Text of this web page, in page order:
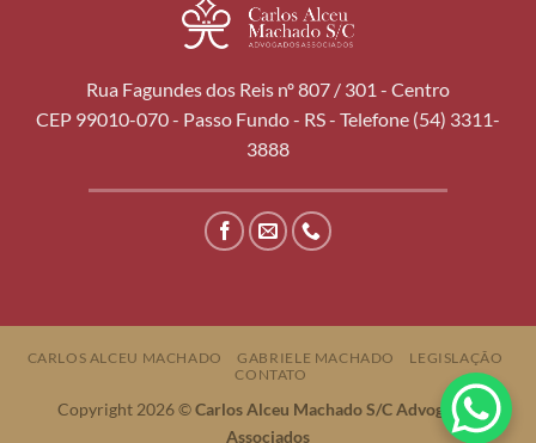
Rua Fagundes dos Reis nº 807 / 301 - Centro
CEP 99010-070 - Passo Fundo - RS - Telefone (54) 3311-
3888
CARLOS ALCEU MACHADO GABRIELE MACHADO
LEGISLAÇÃO
CONTATO
Copyright 2026 ©Carlos Alceu Machado S/C Advogados
Associados